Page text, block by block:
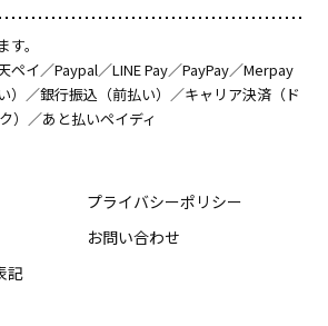
。
ペイ／Paypal／LINE Pay／PayPay／Merpay
）／銀行振込（前払い）／キャリア決済（ド
）／あと払いペイディ
記
プライバシーポリシー
お問い合わせ